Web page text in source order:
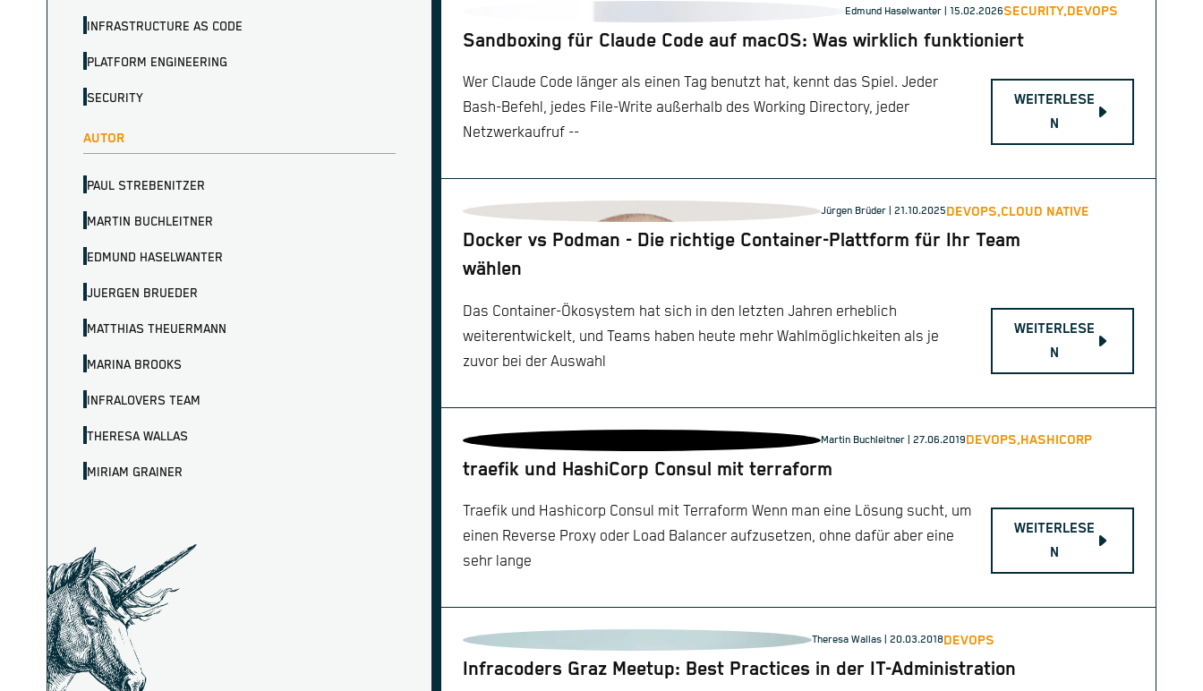
INFRASTRUCTURE AS CODE
PLATFORM ENGINEERING
SECURITY
AUTOR
PAUL STREBENITZER
MARTIN BUCHLEITNER
EDMUND HASELWANTER
JUERGEN BRUEDER
MATTHIAS THEUERMANN
MARINA BROOKS
INFRALOVERS TEAM
THERESA WALLAS
MIRIAM GRAINER
Edmund Haselwanter | 15.02.2026SECURITY,DEVOPS
Sandboxing für Claude Code auf macOS: Was wirklich funktioniert
Wer Claude Code länger als einen Tag benutzt hat, kennt das Spiel. Jeder
Bash-Befehl, jedes File-Write außerhalb des Working Directory, jeder
Netzwerkaufruf --
WEITERLESE
N
Jürgen Brüder | 21.10.2025DEVOPS,CLOUD NATIVE
Docker vs Podman - Die richtige Container-Plattform für Ihr Team
wählen
Das Container-Ökosystem hat sich in den letzten Jahren erheblich
weiterentwickelt, und Teams haben heute mehr Wahlmöglichkeiten als je
zuvor bei der Auswahl
WEITERLESE
N
Martin Buchleitner | 27.06.2019DEVOPS,HASHICORP
traefik und HashiCorp Consul mit terraform
Traefik und Hashicorp Consul mit Terraform Wenn man eine Lösung sucht, um
einen Reverse Proxy oder Load Balancer aufzusetzen, ohne dafür aber eine
sehr lange
WEITERLESE
N
Theresa Wallas | 20.03.2018DEVOPS
Infracoders Graz Meetup: Best Practices in der IT-Administration